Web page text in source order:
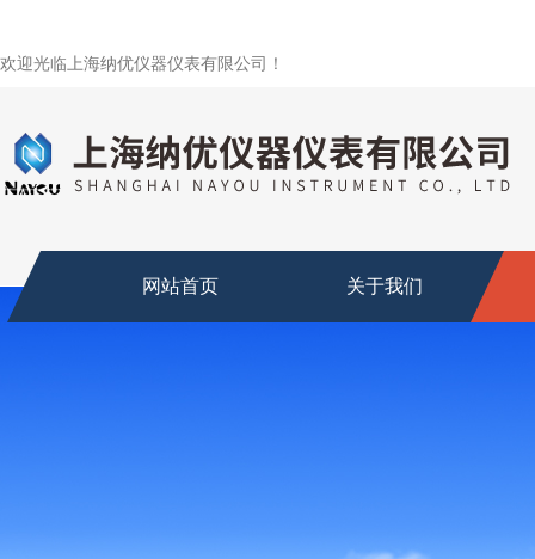
欢迎光临上海纳优仪器仪表有限公司！
网站首页 关于我们